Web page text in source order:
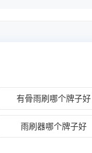
有骨雨刷哪个牌子好
雨刷器哪个牌子好